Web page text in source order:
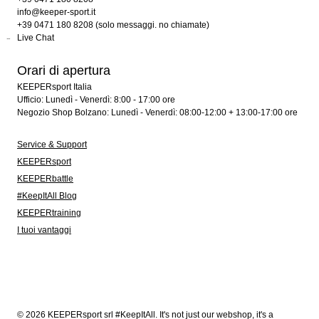
info@keeper-sport.it
+39 0471 180 8208 (solo messaggi. no chiamate)
Live Chat
Orari di apertura
KEEPERsport Italia
Ufficio: Lunedì - Venerdì: 8:00 - 17:00 ore
Negozio Shop Bolzano: Lunedì - Venerdì: 08:00-12:00 + 13:00-17:00 ore
Service & Support
KEEPERsport
KEEPERbattle
#KeepItAll Blog
KEEPERtraining
I tuoi vantaggi
© 2026 KEEPERsport srl #KeepItAll. It's not just our webshop, it's a